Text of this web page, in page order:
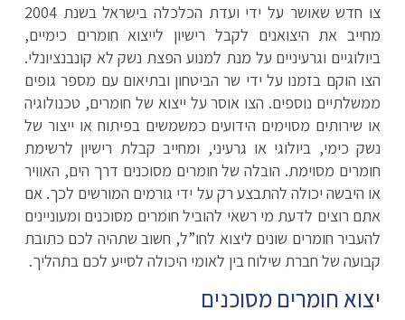
צו חדש שאושר על ידי ועדת הכלכלה בישראל בשנת 2004
מחייב את היצואנים לקבל רישיון לייצוא חומרים כימיים,
ביולוגיים וגרעיניים על מנת למנוע הפצת נשק לא קונבנציונלי.
הצו הוקם בזמנו על ידי שר הביטחון ובתיאום עם מספר גופים
ממשלתיים נוספים. הצו אוסר על ייצוא של חומרים, טכנולוגיה
או שירותים מסוימים הידועים כמשמשים בפיתוח או ייצור של
נשק כימי, ביולוגי או גרעיני, ומחייב קבלת רישיון לרשימת
חומרים מסוימת. הובלה של חומרים מסוכנים דרך הים, האוויר
או היבשה יכולה להתבצע רק על ידי גורמים המורשים לכך. אם
אתם רוצים לדעת מי רשאי להוביל חומרים מסוכנים ומעוניינים
להעביר חומרים שונים ליצוא לחו”ל, חשוב שתהיה לכם כתובת
קבועה של חברת שילוח בין לאומי היכולה לסייע לכם בתהליך.
יצוא חומרים מסוכנים